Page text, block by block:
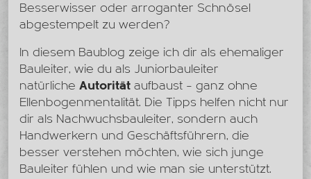
Besserwisser oder arroganter Schnösel
abgestempelt zu werden?
In diesem Baublog zeige ich dir als ehemaliger
Bauleiter, wie du als Juniorbauleiter
natürliche Autorität aufbaust – ganz ohne
Ellenbogenmentalität. Die Tipps helfen nicht nur
dir als Nachwuchsbauleiter, sondern auch
Handwerkern und Geschäftsführern, die
besser verstehen möchten, wie sich junge
Bauleiter fühlen und wie man sie unterstützt.